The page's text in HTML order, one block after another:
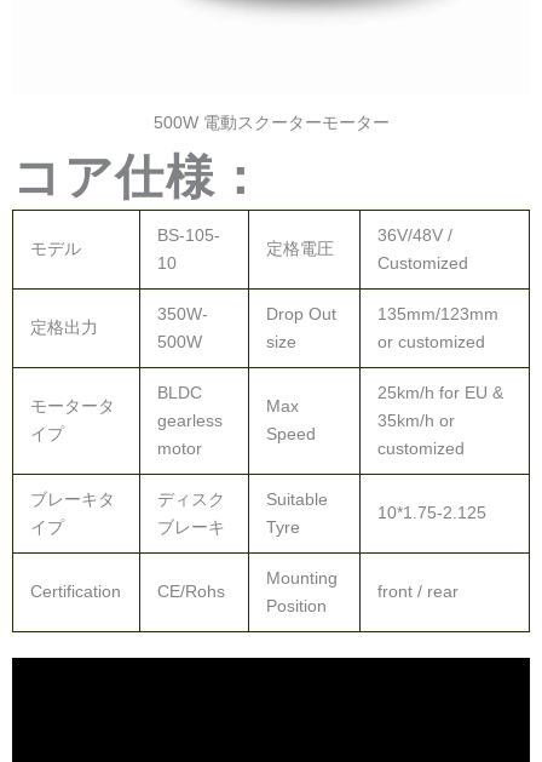
500W 電動スクーターモーター
コア仕様：
モデル
BS-105-
10
定格電圧
36V/48V /
Customized
定格出力
350W-
500W
Drop Out
size
135mm/123mm
or customized
モータータ
イプ
BLDC
gearless
motor
Max
Speed
25km/h for EU &
35km/h or
customized
ブレーキタ
イプ
ディスク
ブレーキ
Suitable
Tyre
10*1.75-2.125
Certification CE/Rohs
Mounting
Position
front / rear